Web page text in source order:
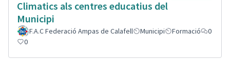
Climatics als centres educatius del
Municipi
F.A.C Federació Ampas de Calafell Municipi Formació
0
0